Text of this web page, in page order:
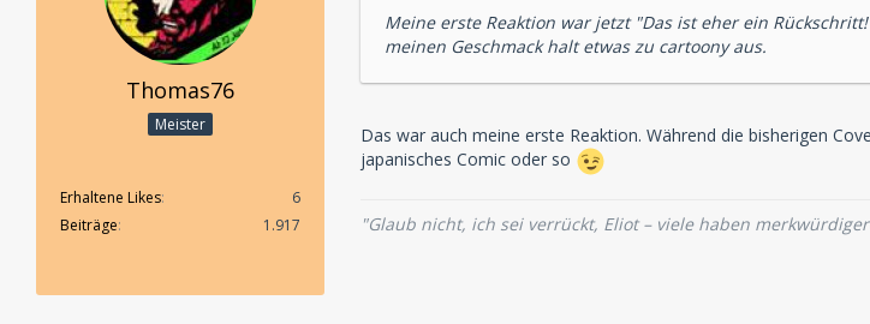
Thomas76
Meister
Erhaltene Likes
6
Beiträge
1.917
Meine erste Reaktion war jetzt "Das ist eher ein
meinen Geschmack halt etwas zu cartoony aus.
Das war auch meine erste Reaktion. Während die bisherigen
japanisches Comic oder so
"Glaub nicht, ich sei verrückt, Eliot – viele haben